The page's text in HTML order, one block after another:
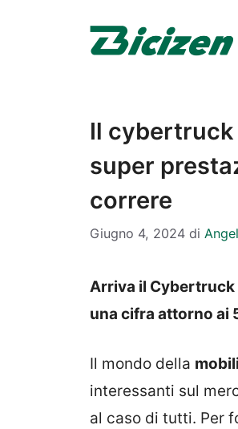
Il
super
correre
Giugno 4, 2024 di
Arriva il
una cifra attorno ai
Il mondo della
interessanti sul
al caso di tutti. Per